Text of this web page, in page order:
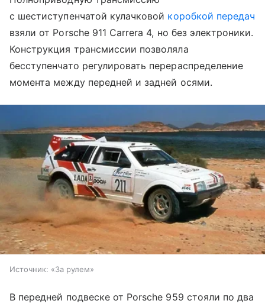
с шестиступенчатой кулачковой коробкой передач
взяли от Porsche 911 Carrera 4, но без электроники.
Конструкция трансмиссии позволяла
бесступенчато регулировать перераспределение
момента между передней и задней осями.
Источник: «За рулем»
В передней подвеске от Porsche 959 стояли по два